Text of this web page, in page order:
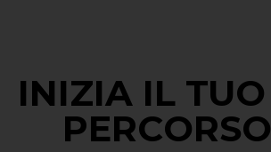
INIZIA IL TUO
PERCORSO